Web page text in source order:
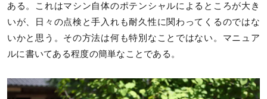
ある。これはマシン自体のポテンシャルによるところが大き
いが、日々の点検と手入れも耐久性に関わってくるのではな
いかと思う。その方法は何も特別なことではない。マニュア
ルに書いてある程度の簡単なことである。